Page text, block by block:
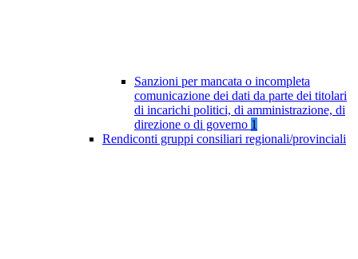
Sanzioni per mancata o incompleta
comunicazione dei dati da parte dei titolari
di incarichi politici, di amministrazione, di
direzione o di governo 1
Rendiconti gruppi consiliari regionali/provinciali